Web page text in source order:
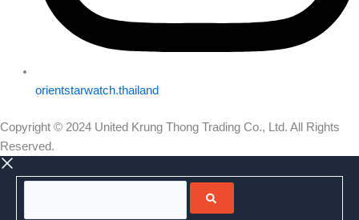
orientstarwatch.thailand
Copyright © 2024 United Krung Thong Trading Co., Ltd. All Rights
Reserved.